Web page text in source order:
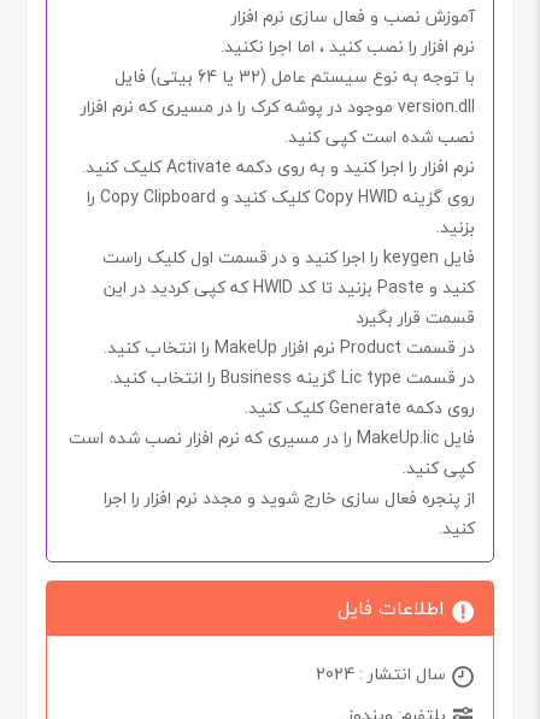
آموزش نصب و فعال سازی نرم افزار
نرم افزار را نصب کنید ، اما اجرا نکنید.
با توجه به نوع سیستم عامل (32 یا 64 بیتی) فایل
version.dll موجود در پوشه کرک را در مسیری که نرم افزار
نصب شده است کپی کنید.
نرم افزار را اجرا کنید و به روی دکمه Activateکلیک کنید.
روی گزینه Copy HWIDکلیک کنید و Copy Clipboard را
بزنید.
فایل keygen را اجرا کنید و در قسمت اول کلیک راست
کنید و Paste بزنید تا کد HWIDکه کپی کردید در این
قسمت قرار بگیرد
در قسمت Product نرم افزارMakeUp را انتخاب کنید.
در قسمت Lic typeگزینه Business را انتخاب کنید.
روی دکمه Generateکلیک کنید.
فایل
MakeUp.lic
را در مسیری که نرم افزار نصب شده است
کپی کنید.
از پنجره فعال سازی خارج شوید و مجدد نرم افزار را اجرا
کنید.
اطلاعات فایل
سال انتشار : 2024